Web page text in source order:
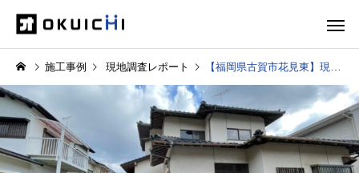
施工事例 現地調査レポート 【福岡県古賀市花見東】現地調査レポート